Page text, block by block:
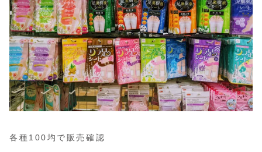
各種100均で販売確認